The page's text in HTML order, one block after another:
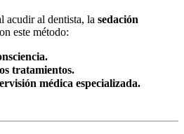
acudir al dentista, la sedación
este método:
tratamientos.
médica especializada.